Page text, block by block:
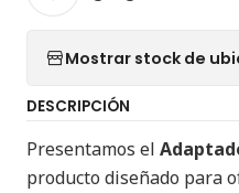
Mostrar stock de
DESCRIPCIÓN
Presentamos el
producto diseñado para